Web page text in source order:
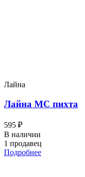
Лайна
Лайна МС пихта
595 ₽
В наличии
1 продавец
Подробнее